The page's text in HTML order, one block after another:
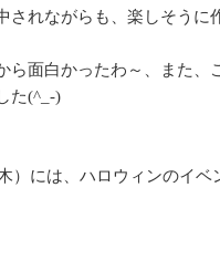
されながらも、楽しそうに
ら面白かったわ～、また
た(^_-)
）には、ハロウィンのイ